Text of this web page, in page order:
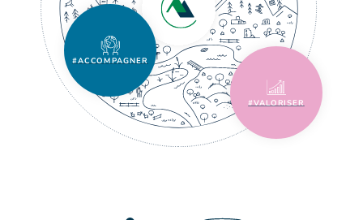
#VALORISER
#ACCOMPAGNER